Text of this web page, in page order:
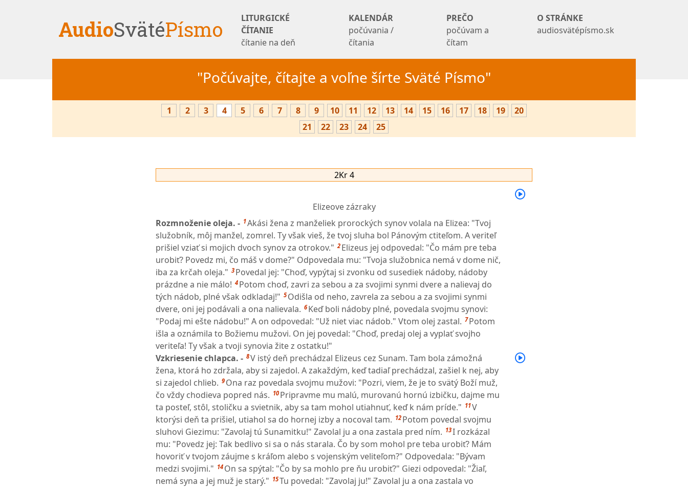
AudioSvätéPísmo
LITURGICKÉ
ČÍTANIE
čítanie na deň
KALENDÁR
počúvania /
čítania
PREČO
počúvam a
čítam
O STRÁNKE
audiosvätépísmo.sk
"Počúvajte, čítajte a voľne šírte Sväté Písmo"
1 2 3 4 5 6 7 8 9 10 11 12 13 14 15 16 17 18 19
20
21
22 23 24 25
2Kr 4
Elizeove zázraky
Rozmnoženie oleja. - 1Akási žena z manželiek prorockých synov volala na Elizea: "Tvoj
služobník, môj manžel, zomrel. Ty však vieš, že tvoj sluha bol Pánovým ctiteľom. A veriteľ
prišiel vziať si mojich dvoch synov za otrokov." 2 Elizeus jej odpovedal: "Čo mám pre teba
urobiť? Povedz mi, čo máš v dome?" Odpovedala mu: "Tvoja služobnica nemá v dome nič,
iba za krčah oleja." 3 Povedal jej: "Choď, vypýtaj si zvonku od susediek nádoby, nádoby
prázdne a nie málo! 4 Potom choď, zavri za sebou a za svojimi synmi dvere a nalievaj do
tých nádob, plné však odkladaj!" 5 Odišla od neho, zavrela za sebou a za svojimi synmi
dvere, oni jej podávali a ona nalievala. 6 Keď boli nádoby plné, povedala svojmu synovi:
"Podaj mi ešte nádobu!" A on odpovedal: "Už niet viac nádob." Vtom olej zastal. 7 Potom
išla a oznámila to Božiemu mužovi. On jej povedal: "Choď, predaj olej a vyplať svojho
veriteľa! Ty však a tvoji synovia žite z ostatku!"
Vzkriesenie chlapca. - 8V istý deň prechádzal Elizeus cez Sunam. Tam bola zámožná
žena, ktorá ho zdržala, aby si zajedol. A zakaždým, keď tadiaľ prechádzal, zašiel k nej, aby
si zajedol chlieb. 9 Ona raz povedala svojmu mužovi: "Pozri, viem, že je to svätý Boží muž,
čo vždy chodieva popred nás. 10 Pripravme mu malú, murovanú hornú izbičku, dajme mu
ta posteľ, stôl, stoličku a svietnik, aby sa tam mohol utiahnuť, keď k nám príde." 11V
ktorýsi deň ta prišiel, utiahol sa do hornej izby a nocoval tam. 12 Potom povedal svojmu
sluhovi Giezimu: "Zavolaj tú Sunamitku!" Zavolal ju a ona zastala pred ním. 13I rozkázal
mu: "Povedz jej: Tak bedlivo si sa o nás starala. Čo by som mohol pre teba urobiť? Mám
hovoriť v tvojom záujme s kráľom alebo s vojenským veliteľom?" Odpovedala: "Bývam
medzi svojimi." 14 On sa spýtal: "Čo by sa mohlo pre ňu urobiť?" Giezi odpovedal: "Žiaľ,
nemá syna a jej muž je starý." 15Tu povedal: "Zavolaj ju!" Zavolal ju a ona zastala vo